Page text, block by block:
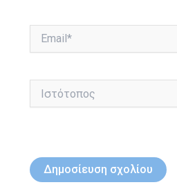
Ιστότοπος